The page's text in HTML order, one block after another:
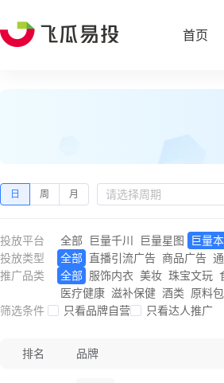
首页
日 周 月
投放平台 全部 巨量千川 巨量星图 巨量
投放类型
全部 直播引流广告 商品广告
推广品类
全部 服饰内衣 美妆 珠宝文玩
医疗健康 滋补保健 酒类 原料
筛选条件
只看品牌自营 只看达人推广
排名 品牌